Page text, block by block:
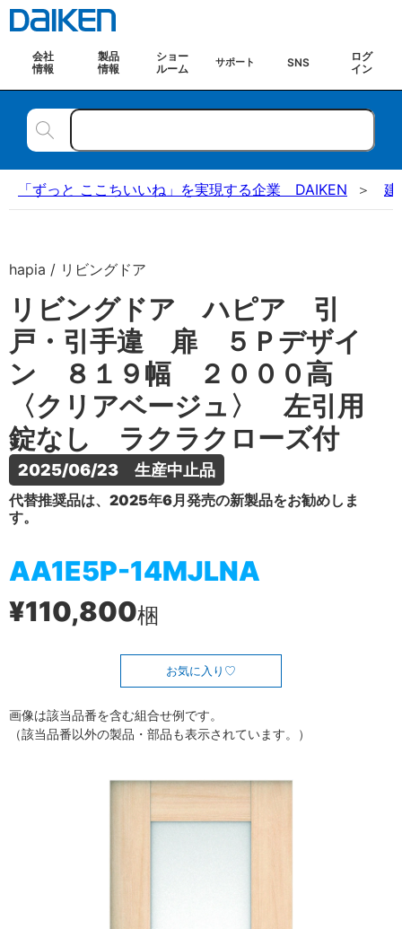
会社
情報
製品
情報
ショー
ルーム
サポート SNS
ログ
イン
「ずっと ここちいいね」を実現する企業 DAIKEN 建
hapia / リビングドア
リビングドア ハピア 引
戸・引手違 扉 ５Ｐデザイ
ン ８１９幅 ２０００高
〈クリアベージュ〉 左引用
錠なし ラクラクローズ付
2025/06/23　生産中止品
代替推奨品は、2025年6月発売の新製品をお勧めしま
す。
AA1E5P-14MJLNA
¥110,800梱
お気に入り
画像は該当品番を含む組合せ例です。
（該当品番以外の製品・部品も表示されています。）